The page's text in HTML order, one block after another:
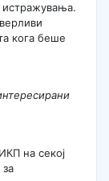
кога беше
на секој